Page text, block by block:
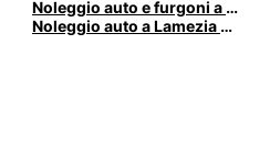
Noleggio auto e furgoni a Pescara
Noleggio auto a Lamezia Terme, Italia